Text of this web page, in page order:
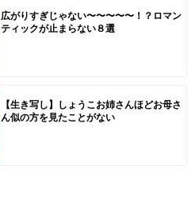
広がりすぎじゃない〜〜〜〜〜！？ロマン
ティックが止まらない８選
【生き写し】しょうこお姉さんほどお母さ
ん似の方を見たことがない